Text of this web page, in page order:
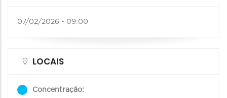
07/02/2026 - 09:00
LOCAIS
Concentração: